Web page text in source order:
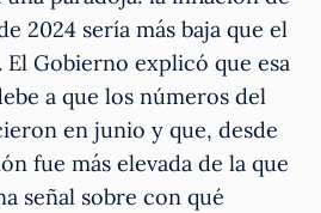
2024 sería más baja que el
Gobierno explicó que esa
a que los números del
en junio y que, desde
fue más elevada de la que
señal sobre con qué